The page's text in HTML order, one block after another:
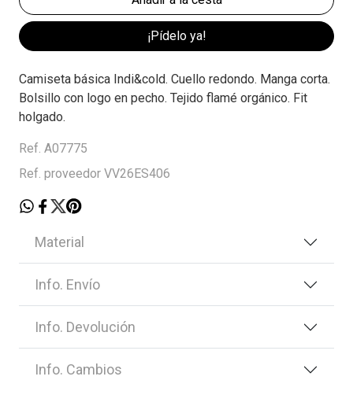
¡Pídelo ya!
Camiseta básica Indi&cold. Cuello redondo. Manga corta.
Bolsillo con logo en pecho. Tejido flamé orgánico. Fit
holgado.
Ref. A07775
Ref. proveedor VV26ES406
Material
Info. Envío
Info. Devolución
Info. Cambios